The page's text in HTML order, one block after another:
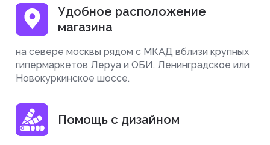
Удобное расположение
магазина
на севере москвы рядом с МКАД вблизи крупных
гипермаркетов Леруа и ОБИ. Ленинградское или
Новокуркинское шоссе.
Помощь с дизайном